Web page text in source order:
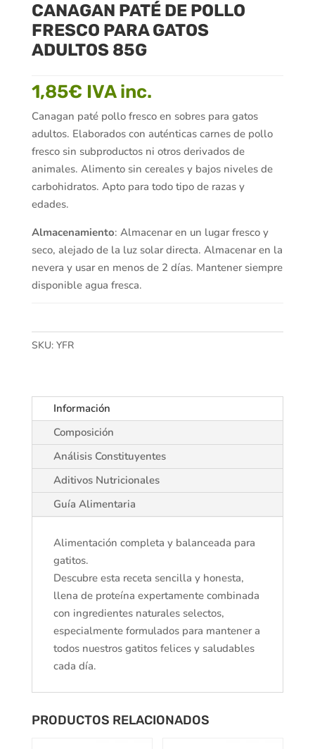
CANAGAN PATÉ DE POLLO
FRESCO PARA GATOS
ADULTOS 85G
1,85€ IVA inc.
Canagan paté pollo fresco en sobres para gatos
adultos. Elaborados con auténticas carnes de pollo
fresco sin subproductos ni otros derivados de
animales. Alimento sin cereales y bajos niveles de
carbohidratos. Apto para todo tipo de razas y
edades.
Almacenamiento: Almacenar en un lugar fresco y
seco, alejado de la luz solar directa. Almacenar en la
nevera y usar en menos de 2 días. Mantener siempre
disponible agua fresca.
SKU: YFR
Información
Composición
Análisis Constituyentes
Aditivos Nutricionales
Guía Alimentaria
Alimentación completa y balanceada para
gatitos.
Descubre esta receta sencilla y honesta,
llena de proteína expertamente combinada
con ingredientes naturales selectos,
especialmente formulados para mantener a
todos nuestros gatitos felices y saludables
cada día.
PRODUCTOS RELACIONADOS